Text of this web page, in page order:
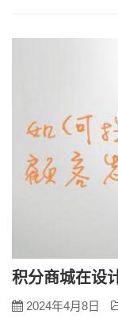
户管理模块，企业
2024年4月8日